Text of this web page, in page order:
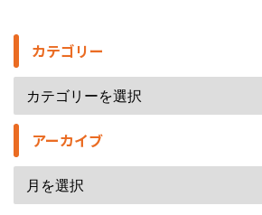
カテゴリー
アーカイブ